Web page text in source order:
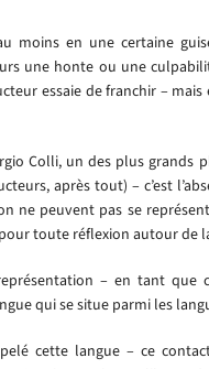
moins en une certaine
une honte ou une
essaie de franchir –
Colli, un des plus grands
après tout) – c’est
ne peuvent pas se
toute réflexion autour de
– en tant que
qui se situe parmi les
cette langue – ce